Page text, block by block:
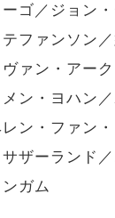
ゴ／ジョン
ファンソン
ァン・アーク
ン・ヨハン
ン・ファン
ザーランド
ガム